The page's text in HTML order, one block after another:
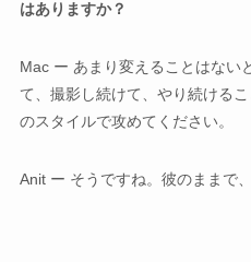
はありますか？
Mac ー あまり変えることはない
て、撮影し続けて、やり続ける
のスタイルで攻めてください。
Anit ー そうですね。彼のままで